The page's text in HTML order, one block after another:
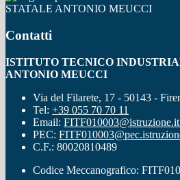
STATALE ANTONIO MEUCCI
Contatti
ISTITUTO TECNICO
ANTONIO MEUCCI
Via del Filarete, 17 - 50143 -
Tel: +39 055 70 70 11
Email: FITF010003@istruzione.it
PEC:
C.F.: 80020810489
Codice Meccanografico: